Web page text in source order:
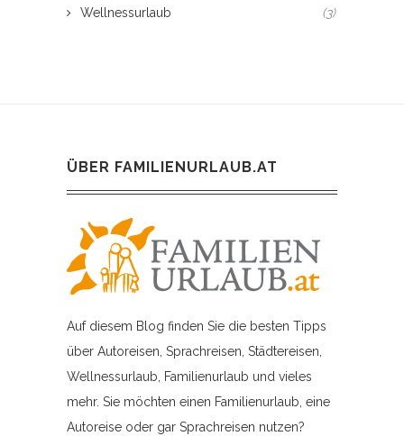
Wellnessurlaub (3)
ÜBER FAMILIENURLAUB.AT
Auf diesem Blog finden Sie die besten Tipps
über Autoreisen, Sprachreisen, Städtereisen,
Wellnessurlaub, Familienurlaub und vieles
mehr. Sie möchten einen Familienurlaub, eine
Autoreise oder gar Sprachreisen nutzen?